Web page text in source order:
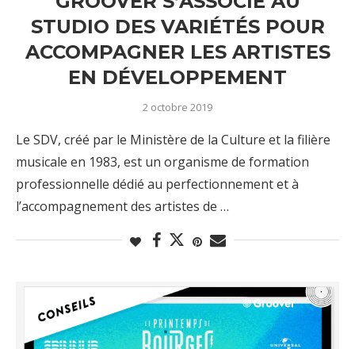
STUDIO DES VARIÉTÉS POUR
ACCOMPAGNER LES ARTISTES
EN DÉVELOPPEMENT
2 octobre 2019
Le SDV, créé par le Ministère de la Culture et la filière
musicale en 1983, est un organisme de formation
professionnelle dédié au perfectionnement et à
l’accompagnement des artistes de …